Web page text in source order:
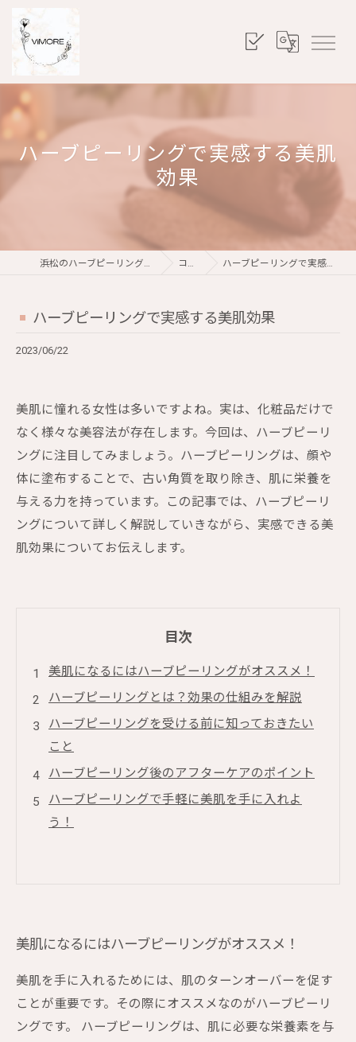
ハーブピーリングで実感する美肌
効果
浜松のハーブピーリングならViMORE コラム ハーブピーリングで実感する美肌効果
ハーブピーリングで実感する美肌効果
2023/06/22
美肌に憧れる女性は多いですよね。実は、化粧品だけで
なく様々な美容法が存在します。今回は、ハーブピーリ
ングに注目してみましょう。ハーブピーリングは、顔や
体に塗布することで、古い角質を取り除き、肌に栄養を
与える力を持っています。この記事では、ハーブピーリ
ングについて詳しく解説していきながら、実感できる美
肌効果についてお伝えします。
目次
美肌になるにはハーブピーリングがオススメ！
ハーブピーリングとは？効果の仕組みを解説
ハーブピーリングを受ける前に知っておきたい
こと
ハーブピーリング後のアフターケアのポイント
ハーブピーリングで手軽に美肌を手に入れよ
う！
美肌になるにはハーブピーリングがオススメ！
美肌を手に入れるためには、肌のターンオーバーを促す
ことが重要です。その際にオススメなのがハーブピーリ
ングです。 ハーブピーリングは、肌に必要な栄養素を与